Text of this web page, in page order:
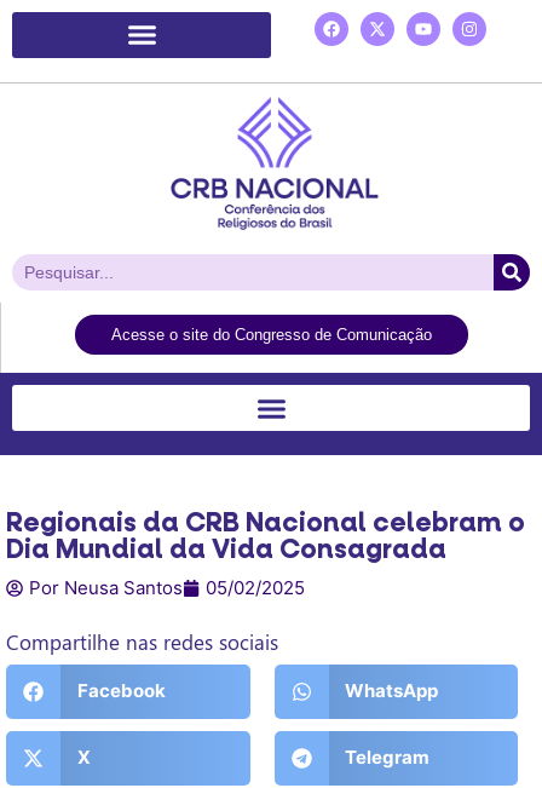
Acesse o site do Congresso de Comunicação
Regionais da CRB Nacional celebram o
Dia Mundial da Vida Consagrada
Por Neusa Santos 05/02/2025
Compartilhe nas redes sociais
Facebook WhatsApp
X Telegram